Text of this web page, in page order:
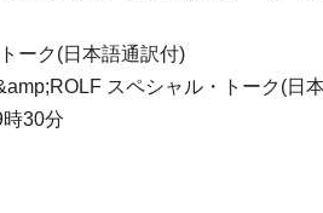
ーク(日本語通訳付)
スペシャル・トーク(日
30分